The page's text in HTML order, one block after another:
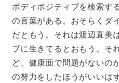
ボディポジティブを検索す
の言葉がある。おそらくダ
だともう。それは渡辺直美
ブに生きてるとおもう。そ
ど、健康面で問題がないの
の努力をしたほうがいいは